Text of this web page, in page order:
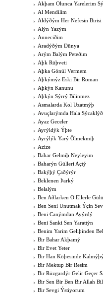
Akþam Olunca Yarelerim
Al Mendilim
Aldýðým Her Nefesin Birisi
Alýn Yazým
Anneciðim
Aradýðým Dünya
Arým Balým Peteðim
Aþk Rüþveti
Aþka Gönül Vermem
Aþkýmýz Eski Bir Roman
Aþkýn Kanunu
Aþkýn Sýrrý Bilinmez
Asmalarda Kol Uzatmýþ
Avuçlarýmda Hala
Ayaz Geceler
Ayrýldýk Ýþte
Ayrýlýk Yarý Ölmekmiþ
Azize
Bahar Gelmiþ Neyleyim
Baharýn Gülleri Açtý
Bakýþý Çaðýrýr
Beklenen Þarký
Belalým
Ben Aðlarken O Ellerle
Ben Seni Unutmak Ýçin
Beni Canýmdan Ayýrdý
Beni Sanki Sen Yarattýn
Benim Yarim Geliþinden
Bir Bahar Akþamý
Bir Evet Yeter
Bir Han Köþesinde
Bir Mektup Bir Resim
Bir Rüzgardýr Gelir Geçer
Bir Sen Bir Ben Bir Allah
Bir Sevgi Ýstiyorum